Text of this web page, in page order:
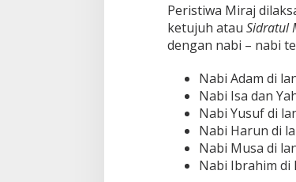
Peristiwa Miraj
ketujuh atau Sidratul
dengan nabi – nabi
Nabi Adam di
Nabi Isa dan
Nabi Yusuf di
Nabi Harun di
Nabi Musa di
Nabi Ibrahim